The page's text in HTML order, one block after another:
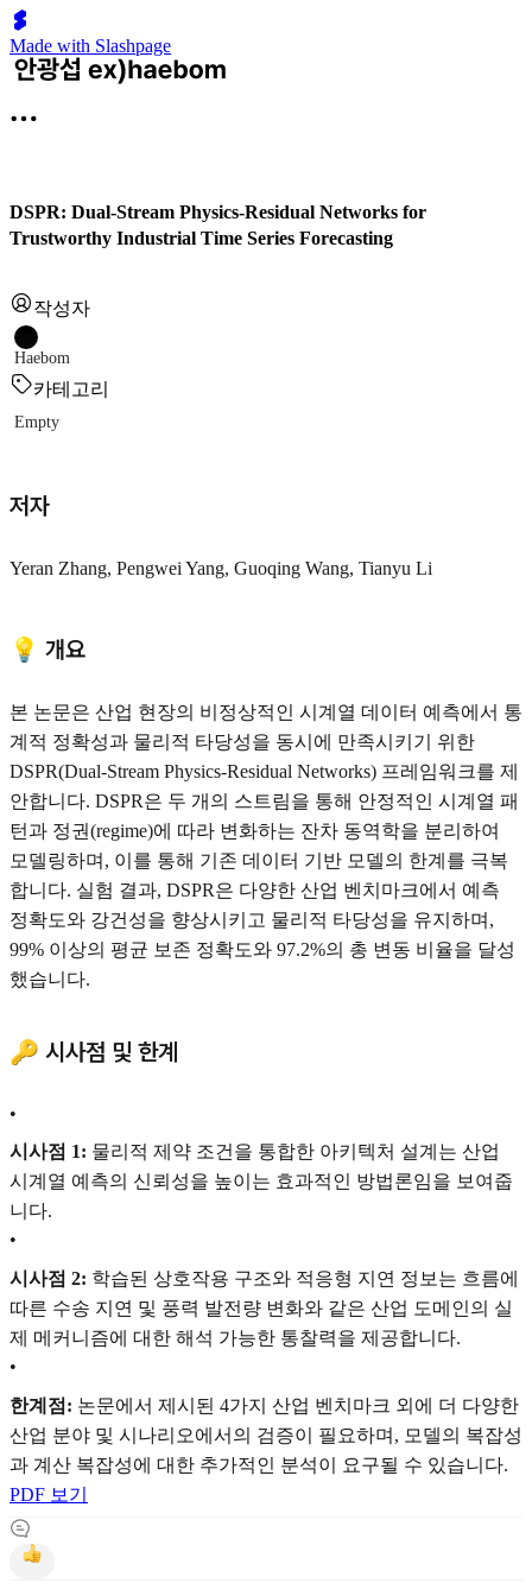
Made with Slashpage
DSPR: Dual-Stream Physics-Residual Networks for
Trustworthy Industrial Time Series Forecasting
작성자
Haebom
카테고리
Empty
저자
Yeran Zhang, Pengwei Yang, Guoqing Wang, Tianyu Li
💡 개요
본 논문은 산업 현장의 비정상적인 시계열 데이터 예측에서 통
계적 정확성과 물리적 타당성을 동시에 만족시키기 위한
DSPR(Dual-Stream Physics-Residual Networks) 프레임워크를 제
안합니다. DSPR은 두 개의 스트림을 통해 안정적인 시계열 패
턴과 정권(regime)에 따라 변화하는 잔차 동역학을 분리하여
모델링하며, 이를 통해 기존 데이터 기반 모델의 한계를 극복
합니다. 실험 결과, DSPR은 다양한 산업 벤치마크에서 예측
정확도와 강건성을 향상시키고 물리적 타당성을 유지하며,
99% 이상의 평균 보존 정확도와 97.2%의 총 변동 비율을 달성
했습니다.
🔑 시사점 및 한계
•
시사점 1: 물리적 제약 조건을 통합한 아키텍처 설계는 산업
시계열 예측의 신뢰성을 높이는 효과적인 방법론임을 보여줍
니다.
•
시사점 2: 학습된 상호작용 구조와 적응형 지연 정보는 흐름에
따른 수송 지연 및 풍력 발전량 변화와 같은 산업 도메인의 실
제 메커니즘에 대한 해석 가능한 통찰력을 제공합니다.
•
한계점: 논문에서 제시된 4가지 산업 벤치마크 외에 더 다양한
산업 분야 및 시나리오에서의 검증이 필요하며, 모델의 복잡성
과 계산 복잡성에 대한 추가적인 분석이 요구될 수 있습니다.
PDF 보기